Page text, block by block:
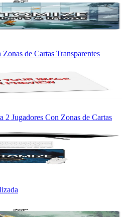
de Cartas Transparentes
2 Jugadores Con Zonas de Cartas